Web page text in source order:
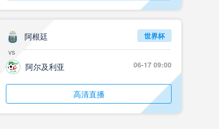
阿根廷
vs
阿尔及利亚
世界杯
06-17 09:00
高清直播